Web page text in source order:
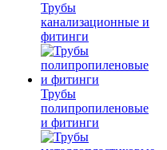
Трубы
канализационные и
фитинги
Трубы
полипропиленовые
и фитинги